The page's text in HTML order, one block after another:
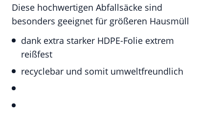
Diese hochwertigen Abfallsäcke sind
besonders geeignet für größeren Hausmüll
dank extra starker HDPE-Folie extrem
reißfest
recyclebar und somit umweltfreundlich